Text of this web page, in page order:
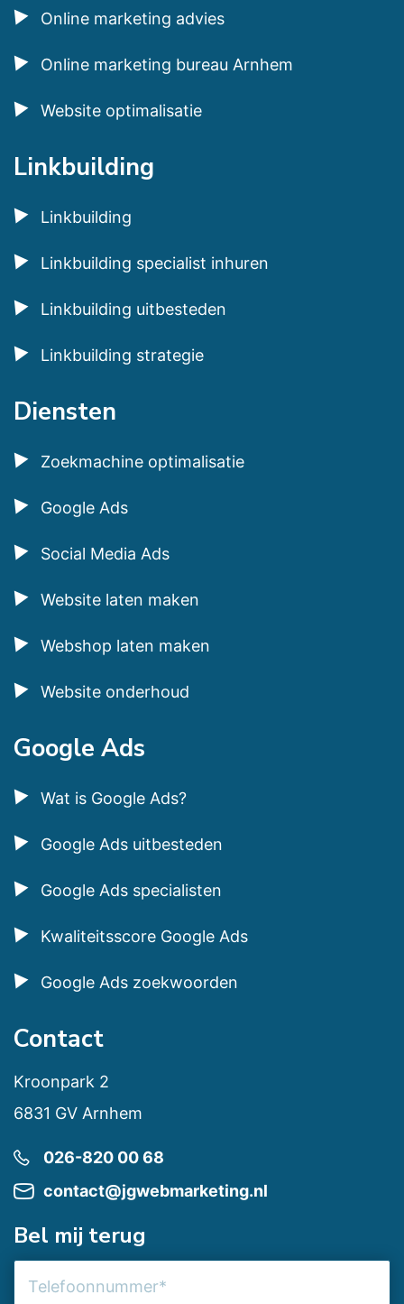
Online marketing advies
Online marketing bureau Arnhem
Website optimalisatie
Linkbuilding
Linkbuilding
Linkbuilding specialist inhuren
Linkbuilding uitbesteden
Linkbuilding strategie
Diensten
Zoekmachine optimalisatie
Google Ads
Social Media Ads
Website laten maken
Webshop laten maken
Website onderhoud
Google Ads
Wat is Google Ads?
Google Ads uitbesteden
Google Ads specialisten
Kwaliteitsscore Google Ads
Google Ads zoekwoorden
Contact
Kroonpark 2
6831 GV Arnhem
026-820 00 68
contact@jgwebmarketing.nl
Bel mij terug